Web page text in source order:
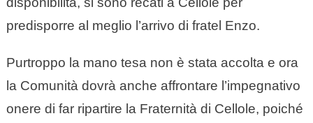
predisporre al meglio l’arrivo di fratel Enzo.
Purtroppo la mano tesa non è stata accolta e ora
la Comunità dovrà anche affrontare l’impegnativo
onere di far ripartire la Fraternità di Cellole, poiché